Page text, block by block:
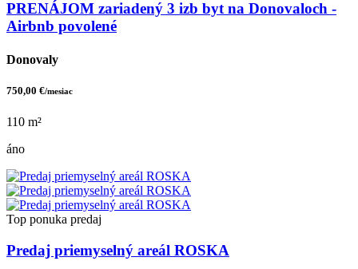
PRENÁJOM zariadený 3 izb byt na Donovaloch -
Airbnb povolené
Donovaly
750,00 €/mesiac
110 m²
áno
Top ponuka predaj
Predaj priemyselný areál ROSKA